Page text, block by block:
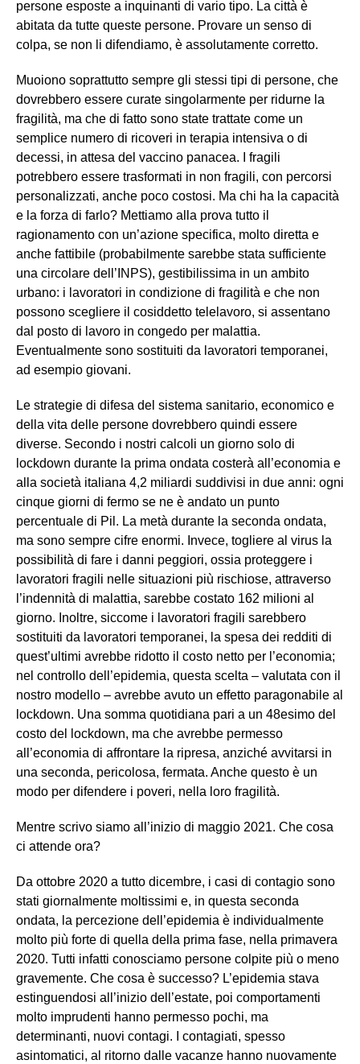
persone esposte a inquinanti di vario tipo. La città è
abitata da tutte queste persone. Provare un senso di
colpa, se non li difendiamo, è assolutamente corretto.
Muoiono soprattutto sempre gli stessi tipi di persone, che
dovrebbero essere curate singolarmente per ridurne la
fragilità, ma che di fatto sono state trattate come un
semplice numero di ricoveri in terapia intensiva o di
decessi, in attesa del vaccino panacea. I fragili
potrebbero essere trasformati in non fragili, con percorsi
personalizzati, anche poco costosi. Ma chi ha la capacità
e la forza di farlo? Mettiamo alla prova tutto il
ragionamento con un’azione specifica, molto diretta e
anche fattibile (probabilmente sarebbe stata sufficiente
una circolare dell’INPS), gestibilissima in un ambito
urbano: i lavoratori in condizione di fragilità e che non
possono scegliere il cosiddetto telelavoro, si assentano
dal posto di lavoro in congedo per malattia.
Eventualmente sono sostituiti da lavoratori temporanei,
ad esempio giovani.
Le strategie di difesa del sistema sanitario, economico e
della vita delle persone dovrebbero quindi essere
diverse. Secondo i nostri calcoli un giorno solo di
lockdown durante la prima ondata costerà all’economia e
alla società italiana 4,2 miliardi suddivisi in due anni: ogni
cinque giorni di fermo se ne è andato un punto
percentuale di Pil. La metà durante la seconda ondata,
ma sono sempre cifre enormi. Invece, togliere al virus la
possibilità di fare i danni peggiori, ossia proteggere i
lavoratori fragili nelle situazioni più rischiose, attraverso
l’indennità di malattia, sarebbe costato 162 milioni al
giorno. Inoltre, siccome i lavoratori fragili sarebbero
sostituiti da lavoratori temporanei, la spesa dei redditi di
quest’ultimi avrebbe ridotto il costo netto per l’economia;
nel controllo dell’epidemia, questa scelta – valutata con il
nostro modello – avrebbe avuto un effetto paragonabile al
lockdown. Una somma quotidiana pari a un 48esimo del
costo del lockdown, ma che avrebbe permesso
all’economia di affrontare la ripresa, anziché avvitarsi in
una seconda, pericolosa, fermata. Anche questo è un
modo per difendere i poveri, nella loro fragilità.
Mentre scrivo siamo all’inizio di maggio 2021. Che cosa
ci attende ora?
Da ottobre 2020 a tutto dicembre, i casi di contagio sono
stati giornalmente moltissimi e, in questa seconda
ondata, la percezione dell’epidemia è individualmente
molto più forte di quella della prima fase, nella primavera
2020. Tutti infatti conosciamo persone colpite più o meno
gravemente. Che cosa è successo? L’epidemia stava
estinguendosi all’inizio dell’estate, poi comportamenti
molto imprudenti hanno permesso pochi, ma
determinanti, nuovi contagi. I contagiati, spesso
asintomatici, al ritorno dalle vacanze hanno nuovamente